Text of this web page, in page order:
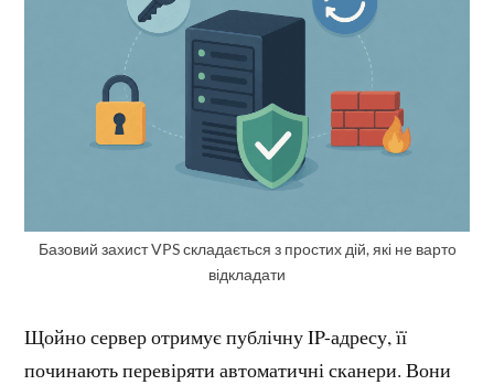
Базовий захист VPS складається з простих дій, які не варто
відкладати
Щойно сервер отримує публічну IP-адресу, її
починають перевіряти автоматичні сканери. Вони